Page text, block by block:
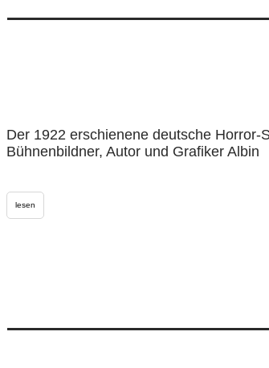
Der 1922 erschienene deutsche Horror-
Bühnenbildner, Autor und Grafiker Albin
lesen